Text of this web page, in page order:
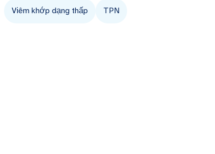
Viêm khớp dạng thấp TPN